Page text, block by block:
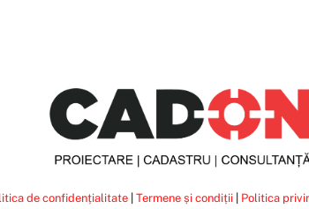
de confidențialitate Termene și condiții Politica